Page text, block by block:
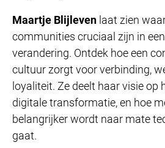
Maartje Blijleven laat zien
communities cruciaal zijn in
verandering. Ontdek hoe een
cultuur zorgt voor verbinding,
loyaliteit. Ze deelt haar visie op
digitale transformatie, en hoe
belangrijker wordt naar mate
gaat.